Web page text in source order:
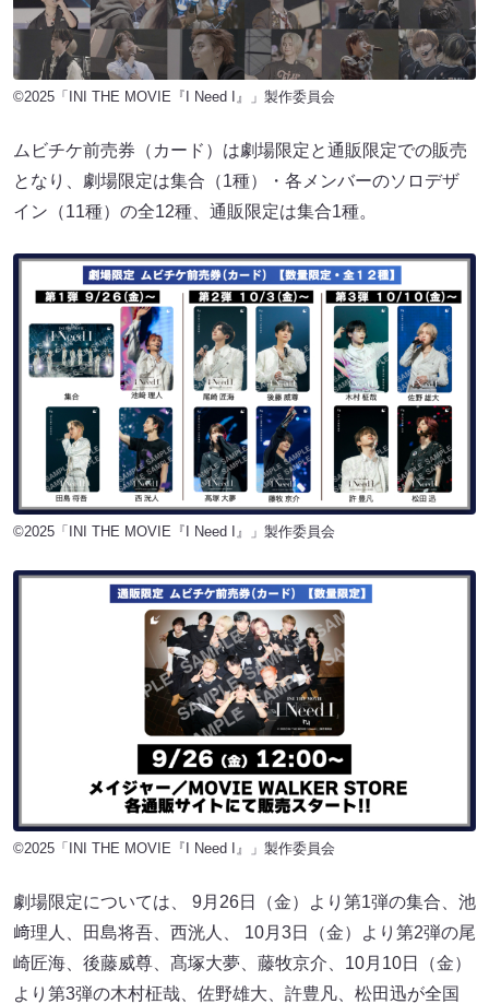
©2025「INI THE MOVIE『I Need I』」製作委員会
ムビチケ前売券（カード）は劇場限定と通販限定での販売
となり、劇場限定は集合（1種）・各メンバーのソロデザ
イン（11種）の全12種、通販限定は集合1種。
©2025「INI THE MOVIE『I Need I』」製作委員会
©2025「INI THE MOVIE『I Need I』」製作委員会
劇場限定については、 9月26日（金）より第1弾の集合、池
﨑理人、田島将吾、西洸人、 10月3日（金）より第2弾の尾
崎匠海、後藤威尊、髙塚大夢、藤牧京介、10月10日（金）
より第3弾の木村柾哉、佐野雄大、許豊凡、松田迅が全国